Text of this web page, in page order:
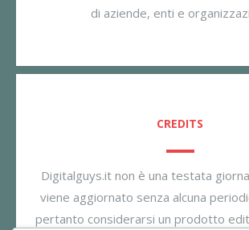
di aziende, enti e
CREDITS
Digitalguys.it non è una testata
viene aggiornato senza alcuna
pertanto considerarsi un prodotto